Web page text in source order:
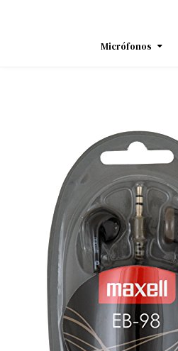
Micrófonos